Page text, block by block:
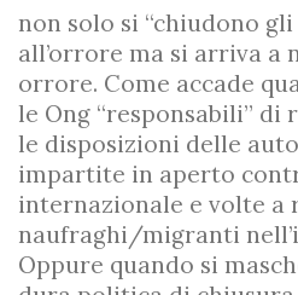
non solo si “chiudono
all’orrore ma si arriva a
orrore. Come accade
le Ong “responsabili”
le disposizioni delle
impartite in aperto
internazionale e volte a
naufraghi/migranti
Oppure quando si